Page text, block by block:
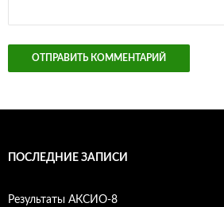
ПОСЛЕДНИЕ ЗАПИСИ
Результаты АКСИО-8